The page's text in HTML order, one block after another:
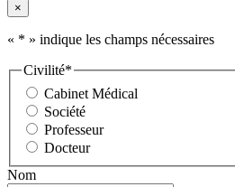
×
« * » indique les champs nécessaires
Civilité*
Cabinet Médical
Société
Professeur
Docteur
Nom